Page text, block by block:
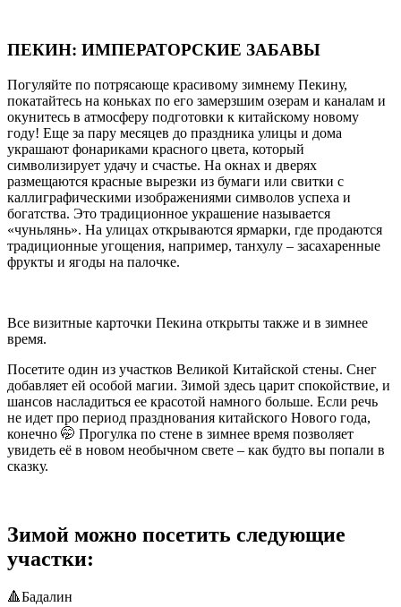
ПЕКИН: ИМПЕРАТОРСКИЕ ЗАБАВЫ
Погуляйте по потрясающе красивому зимнему Пекину,
покатайтесь на коньках по его замерзшим озерам и каналам и
окунитесь в атмосферу подготовки к китайскому новому
году! Еще за пару месяцев до праздника улицы и дома
украшают фонариками красного цвета, который
символизирует удачу и счастье. На окнах и дверях
размещаются красные вырезки из бумаги или свитки с
каллиграфическими изображениями символов успеха и
богатства. Это традиционное украшение называется
«чуньлянь». На улицах открываются ярмарки, где продаются
традиционные угощения, например, танхулу – засахаренные
фрукты и ягоды на палочке.
Все визитные карточки Пекина открыты также и в зимнее
время.
Посетите один из участков Великой Китайской стены. Снег
добавляет ей особой магии. Зимой здесь царит спокойствие, и
шансов насладиться ее красотой намного больше. Если речь
не идет про период празднования китайского Нового года,
конечно 🤭 Прогулка по стене в зимнее время позволяет
увидеть её в новом необычном свете – как будто вы попали в
сказку.
Зимой можно посетить следующие
участки:
🔺️Бадалин